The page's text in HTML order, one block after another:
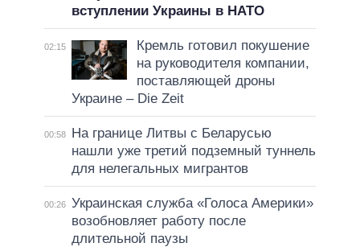
вступлении Украины в НАТО
02:15
Кремль готовил покушение
на руководителя компании,
поставляющей дроны
Украине – Die Zeit
00:58
На границе Литвы с Беларусью
нашли уже третий подземный туннель
для нелегальных мигрантов
00:26 Украинская служба «Голоса Америки»
возобновляет работу после
длительной паузы